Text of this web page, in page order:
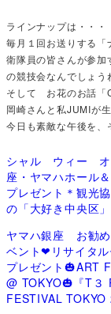
ラインナップは・・・
毎月１回お送りする
衛隊員の皆さんが参
の競技会なんでしょう
そして お花のお話「
岡崎さんと私JUMIが
今日も素敵な午後を
シャル ウィー オ
座・ヤマハホール
プレゼント＊観光
の「大好き中央区」
ヤマハ銀座 お勧め
ベント❤リサイタル
プレゼント🎃ART
@ TOKYO🎃『T３
FESTIVAL TOKYO